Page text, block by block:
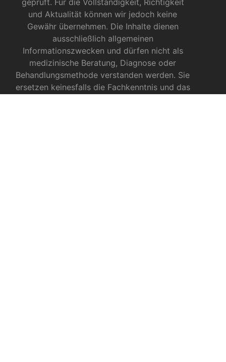
geprüft. Für die Vollständigkeit, Richtigkeit
und Aktualität können wir jedoch keine
Gewähr übernehmen. Die Inhalte dienen
ausschließlich allgemeinen
Informationszwecken und dürfen nicht als
medizinische Beratung, Diagnose oder
Behandlungsmethode verstanden werden. Sie
ersetzen keinesfalls die Fachkenntnis und das